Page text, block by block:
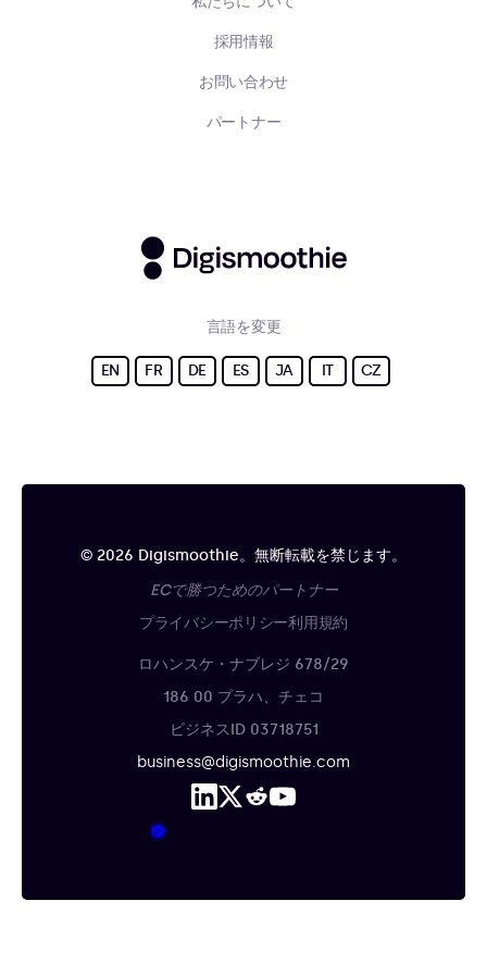
採用情報
お問い合わせ
パートナー
言語を変更
EN FR DE ES JA IT CZ
© 2026 Digismoothie。無断転載を禁じます。
ECで勝つためのパートナー
プライバシーポリシー利用規約
ロハンスケ・ナブレジ 678/29
186 00 プラハ、チェコ
ビジネスID 03718751
business@digismoothie.com